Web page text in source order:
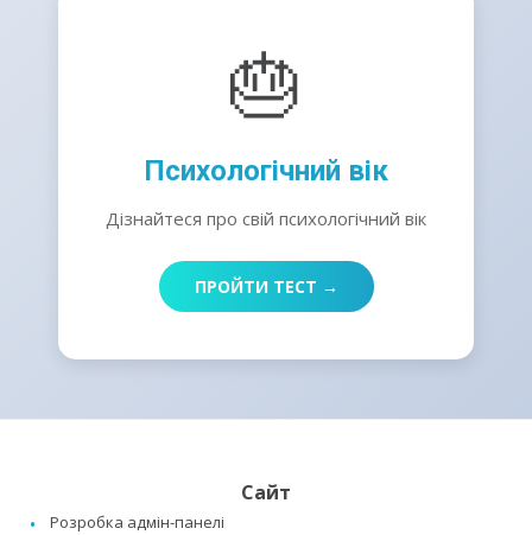
🎂
Психологічний вік
Дізнайтеся про свій психологічний вік
ПРОЙТИ ТЕСТ →
Сайт
Розробка адмін-панелі